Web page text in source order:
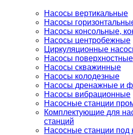
Насосы вертикальные
Насосы
Насосы консольные,
Насосы центробежные
Циркуляционные
Насосы поверхностные
Насосы скважинные
Насосы колодезные
Насосы дренажные и
Насосы вибрационные
Насосные станции
Комплектующие для
станций
Насосные станции под